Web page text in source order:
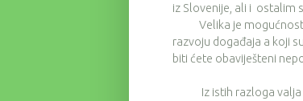
iz Slovenije, ali i ostalim
Velika je mogućnost
razvoju događaja a koji
biti ćete obaviješteni
Iz istih razloga valja